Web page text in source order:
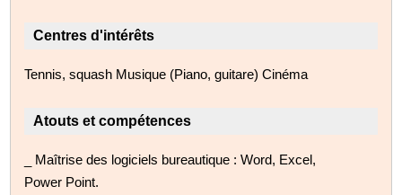
Centres d'intérêts
Tennis, squash Musique (Piano, guitare) Cinéma
Atouts et compétences
_ Maîtrise des logiciels bureautique : Word, Excel,
Power Point.